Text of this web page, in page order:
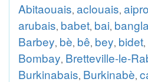
Abitaouais, aclouais,
arubais, babet, bai,
Barbey, bè, bê, bey, bidet,
Bombay, Bretteville-le-
Burkinabais, Burkinabè,